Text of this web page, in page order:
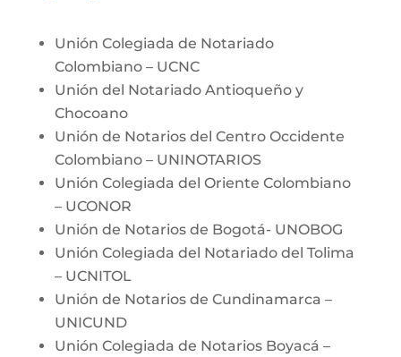
Unión Colegiada de Notariado
Colombiano – UCNC
Unión del Notariado Antioqueño y
Chocoano
Unión de Notarios del Centro Occidente
Colombiano – UNINOTARIOS
Unión Colegiada del Oriente Colombiano
– UCONOR
Unión de Notarios de Bogotá- UNOBOG
Unión Colegiada del Notariado del Tolima
– UCNITOL
Unión de Notarios de Cundinamarca –
UNICUND
Unión Colegiada de Notarios Boyacá –